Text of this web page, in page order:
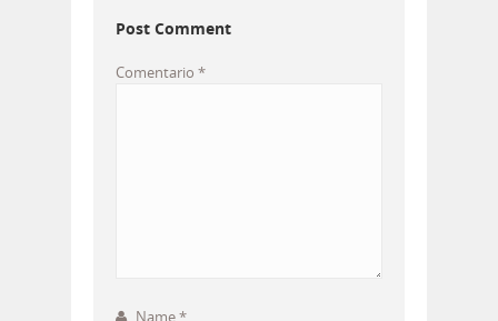
Post Comment
Comentario *